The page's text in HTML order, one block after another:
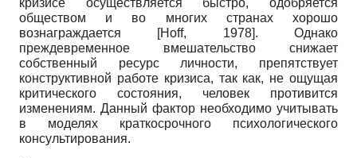
кризисе осуществляется быстро, одобряется
обществом и во многих странах хорошо
вознаграждается [Hoff, 1978]. Однако
преждевременное вмешательство снижает
собственный ресурс личности, препятствует
конструктивной работе кризиса, так как, не ощущая
критического состояния, человек противится
изменениям. Данный фактор необходимо учитывать
в моделях краткосрочного психологического
консультирования.